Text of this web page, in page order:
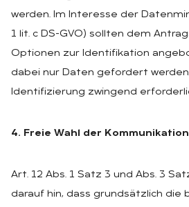
werden. Im Interesse der
1 lit. c DS-GVO) sollten dem
Optionen zur Identifikation
dabei nur Daten gefordert
Identifizierung zwingend
4. Freie Wahl der
Art. 12 Abs. 1 Satz 3 und Abs. 3
darauf hin, dass grundsätzlich die